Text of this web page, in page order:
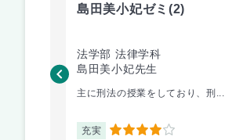
島田美小妃ゼミ (2)
法学部 法律学科
島田美小妃先生
主に刑法の授業をしており、刑...
充実 4